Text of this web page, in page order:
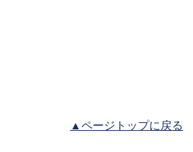
▲ページトップに戻る